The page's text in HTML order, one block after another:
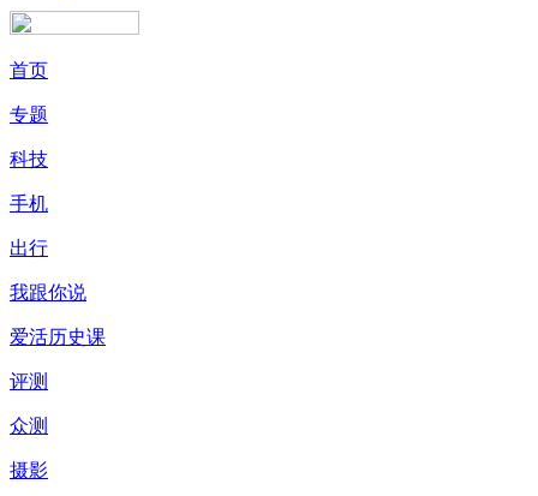
首页
专题
科技
手机
出行
我跟你说
爱活历史课
评测
众测
摄影